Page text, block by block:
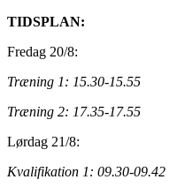
TIDSPLAN:
Fredag 20/8:
Træning 1: 15.30-15.55
Træning 2: 17.35-17.55
Lørdag 21/8:
Kvalifikation 1: 09.30-09.42